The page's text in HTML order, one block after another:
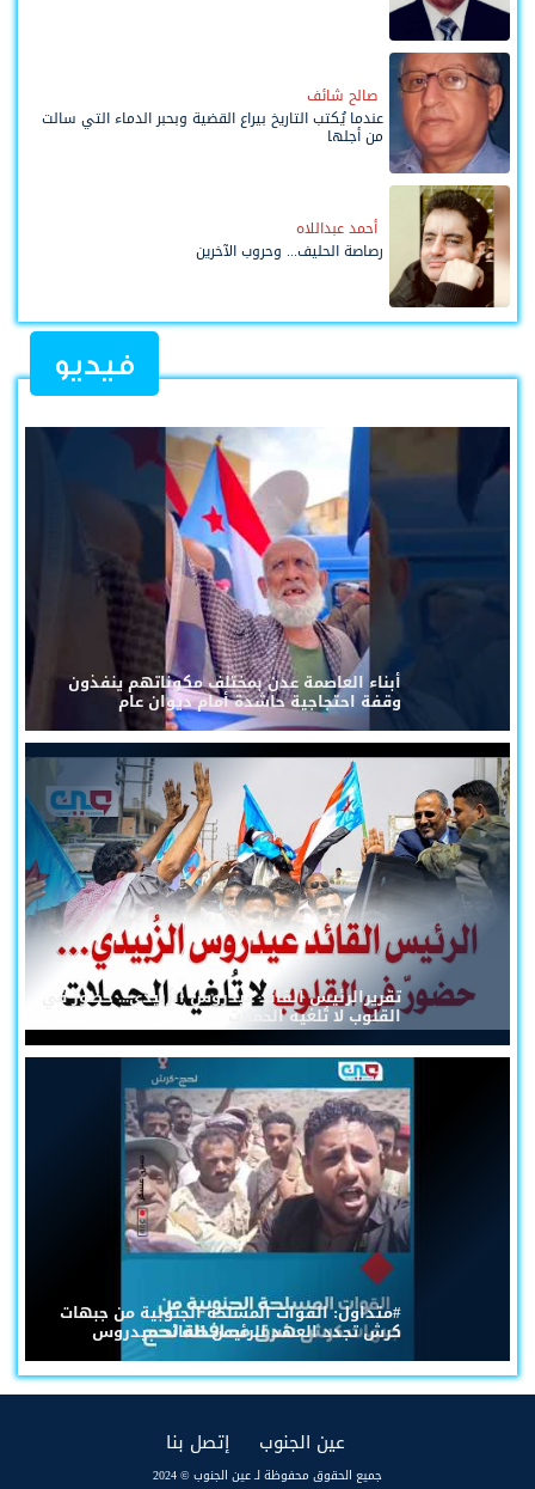
صالح شائف
عندما يُكتب التاريخ بيراع القضية وبحبر الدماء التي سالت
من أجلها
أحمد عبداللاه
رصاصة الحليف... وحروب الآخرين
فيديو
أبناء العاصمة عدن بمختلف مكوناتهم ينفذون
وقفة احتجاجية حاشدة أمام ديوان عام
تقريرالرئيس القائد عيدروس الزُبيدي... حضورٌ في
القلوب لا تُلغيه الحملات
#متداول: القوات المسلحة الجنوبية من جبهات
كرش تجدد العهد للرئيس القائد عيدروس
عين الجنوب إتصل بنا
جميع الحقوق محفوظة لـ عين الجنوب © 2024